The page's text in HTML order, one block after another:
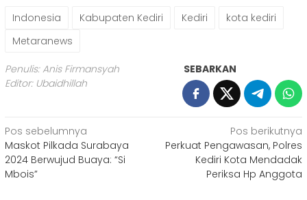
Indonesia Kabupaten Kediri Kediri
kota kediri
Metaranews
Penulis: Anis Firmansyah
Editor: Ubaidhillah
SEBARKAN
Navigasi
pos
Pos sebelumnya
Maskot Pilkada Surabaya
2024 Berwujud Buaya: “Si
Mbois”
Pos berikutnya
Perkuat Pengawasan, Polres
Kediri Kota Mendadak
Periksa Hp Anggota